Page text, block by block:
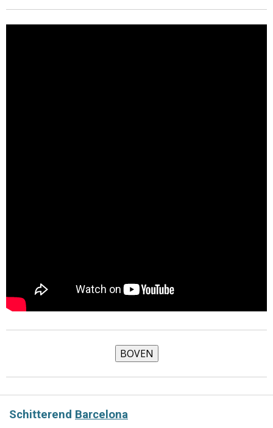
Schitterend Barcelona